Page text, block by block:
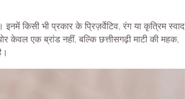
किसी भी प्रकार के प्रिज़र्वेटिव, रंग या कृत्रिम स्वाद
एक ब्रांड नहीं, बल्कि छत्तीसगढ़ी माटी की महक,